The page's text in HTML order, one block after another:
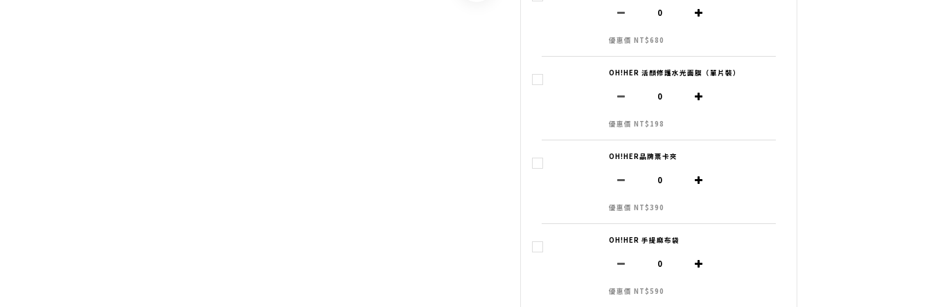
優惠價 NT$680
OH!HER 活顏修護水光面膜（單片裝）
優惠價 NT$198
OH!HER品牌票卡夾
優惠價 NT$390
OH!HER 手提麻布袋
優惠價 NT$590